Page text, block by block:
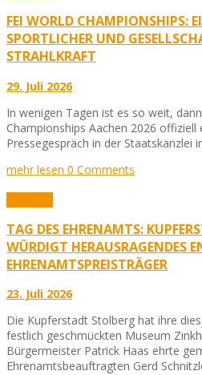
FEI WORLD CHAMPIONSHIPS:
PORTLICHER UND
TRAHLKRAFT
29. Juli 2026
In wenigen Tagen ist es so weit,
Championships Aachen 2026
Pressegespräch in der Staatskanzlei
mehr lesen 0 Comments
TAG DES EHRENAMTS:
WÜRDIGT HERAUSRAGENDES
EHRENAMTSPREISTRÄGER
23. Juli 2026
Die Kupferstadt Stolberg hat ihre
festlich geschmückten Museum
Bürgermeister Patrick Haas ehrte
Ehrenamtsbeauftragten Gerd